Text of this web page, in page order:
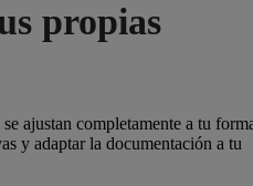
propias
ajustan completamente a tu
y adaptar la documentación a tu